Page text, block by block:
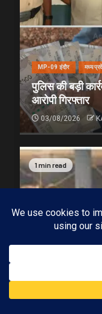
MP-09 इंदौर
पुलिस की बड़ी
आरोपी गिरफ्तार
03/08/2026
1 min read